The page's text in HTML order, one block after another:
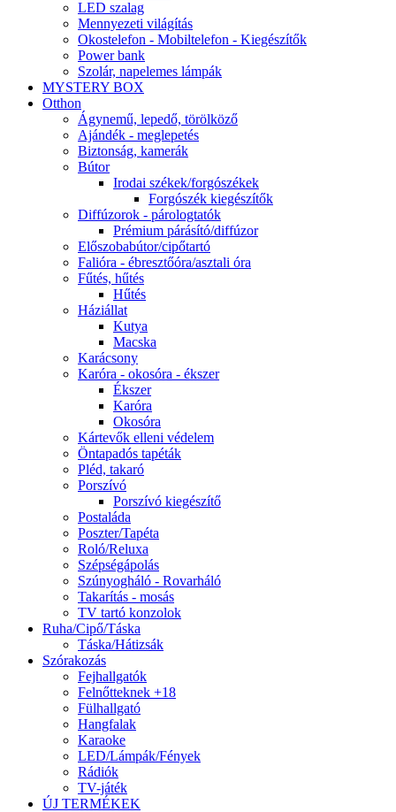
LED szalag
Mennyezeti világítás
Okostelefon - Mobiltelefon - Kiegészítők
Power bank
Szolár, napelemes lámpák
MYSTERY BOX
Otthon
Ágynemű, lepedő, törölköző
Ajándék - meglepetés
Biztonság, kamerák
Bútor
Irodai székek/forgószékek
Forgószék kiegészítők
Diffúzorok - párologtatók
Prémium párásító/diffúzor
Előszobabútor/cipőtartó
Falióra - ébresztőóra/asztali óra
Fűtés, hűtés
Hűtés
Háziállat
Kutya
Macska
Karácsony
Karóra - okosóra - ékszer
Ékszer
Karóra
Okosóra
Kártevők elleni védelem
Öntapadós tapéták
Pléd, takaró
Porszívó
Porszívó kiegészítő
Postaláda
Poszter/Tapéta
Roló/Reluxa
Szépségápolás
Szúnyogháló - Rovarháló
Takarítás - mosás
TV tartó konzolok
Ruha/Cipő/Táska
Táska/Hátizsák
Szórakozás
Fejhallgatók
Felnőtteknek +18
Fülhallgató
Hangfalak
Karaoke
LED/Lámpák/Fények
Rádiók
TV-játék
ÚJ TERMÉKEK